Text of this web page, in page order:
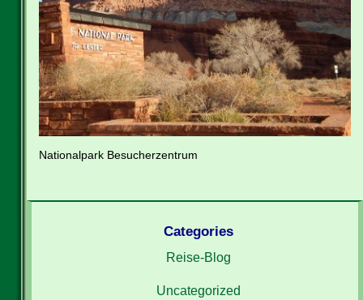
Nationalpark Besucherzentrum
Categories
Reise-Blog
Uncategorized